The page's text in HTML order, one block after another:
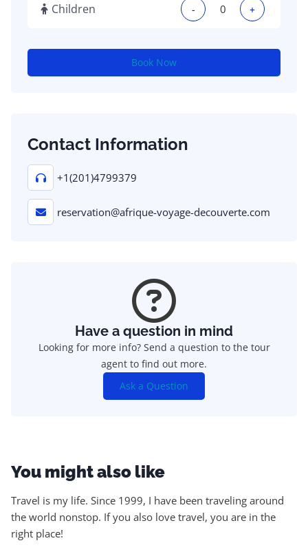
Children - +
Book Now
Contact Information
+1(201)4799379
reservation@afrique-voyage-decouverte.com
Have a question in mind
Looking for more info? Send a question to the tour
agent to find out more.
Ask a Question
You might also like
Travel is my life. Since 1999, I have been traveling around
the world nonstop. If you also love travel, you are in the
right place!